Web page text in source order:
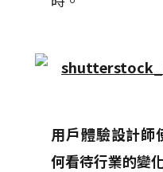
用戶體驗設計師
何看待行業的變